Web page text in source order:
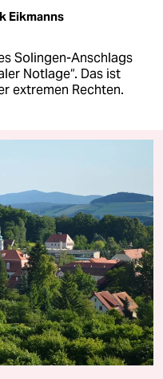
Eikmanns
Solingen-Anschlags
Notlage“. Das ist
extremen Rechten.